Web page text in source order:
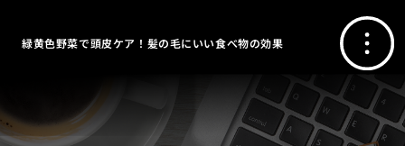
緑黄色野菜で頭皮ケア！髪の毛にいい食べ物の効果